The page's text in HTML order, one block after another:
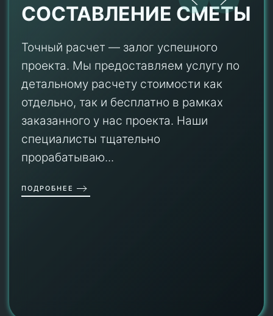
СОСТАВЛЕНИЕ СМЕТЫ
Точный расчет — залог успешного
проекта. Мы предоставляем услугу по
детальному расчету стоимости как
отдельно, так и бесплатно в рамках
заказанного у нас проекта. Наши
специалисты тщательно
прорабатываю...
ПОДРОБНЕЕ